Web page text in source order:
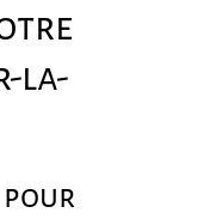
la-